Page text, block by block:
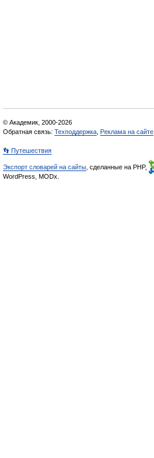
© Академик, 2000-2026
Обратная связь: Техподдержка Реклама на сайте
👣 Путешествия
Экспорт словарей на сайты , сделанные на PHP,
WordPress, MODx.